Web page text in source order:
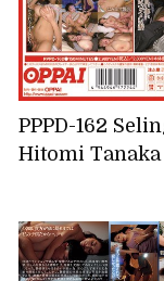
PPPD-162
Hitomi Tanaka